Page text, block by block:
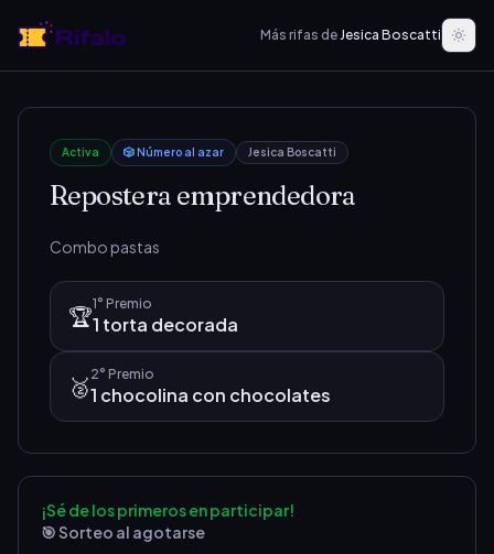
Más rifas deJesica Boscatti
Activa 🎲 Número al azar Jesica Boscatti
Repostera emprendedora
Combo pastas
🏆1° Premio
1 torta decorada
🥈 2° Premio
1 chocolina con chocolates
¡Sé de los primeros en participar!
🎯 Sorteo al agotarse